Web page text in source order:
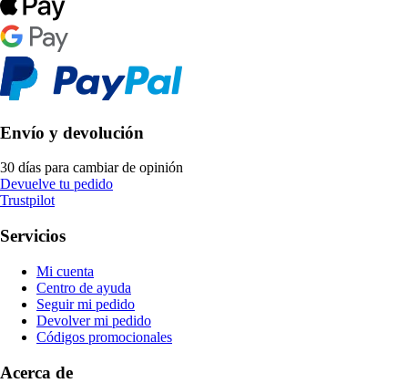
Envío y devolución
30 días para cambiar de opinión
Devuelve tu pedido
Trustpilot
Servicios
Mi cuenta
Centro de ayuda
Seguir mi pedido
Devolver mi pedido
Códigos promocionales
Acerca de